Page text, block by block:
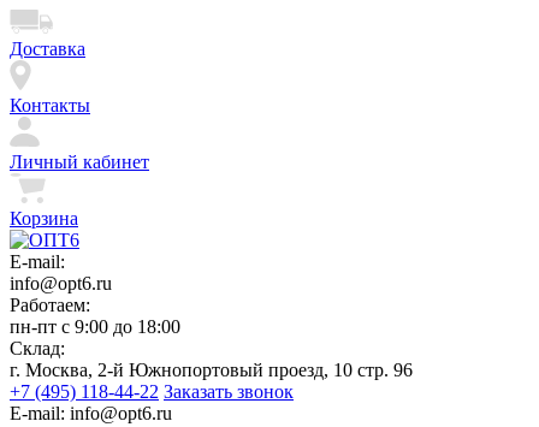
Доставка
Контакты
Личный кабинет
Корзина
E-mail:
info@opt6.ru
Работаем:
пн-пт с 9:00 до 18:00
Склад:
г. Москва, 2-й Южнопортовый проезд, 10 стр. 96
+7 (495) 118-44-22 Заказать звонок
E-mail: info@opt6.ru